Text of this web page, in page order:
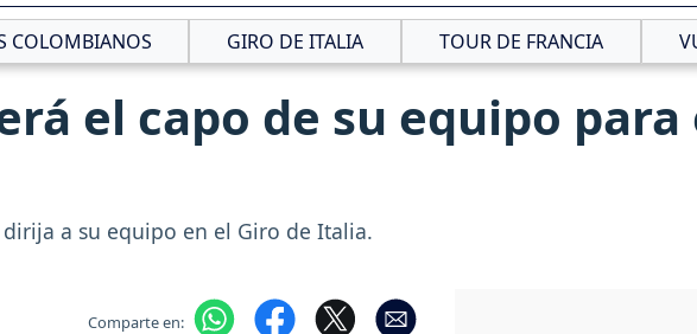
COLOMBIANOS GIRO DE ITALIA TOUR DE FRANCIA
el capo de su equipo para
a su equipo en el Giro de Italia.
Comparte en: